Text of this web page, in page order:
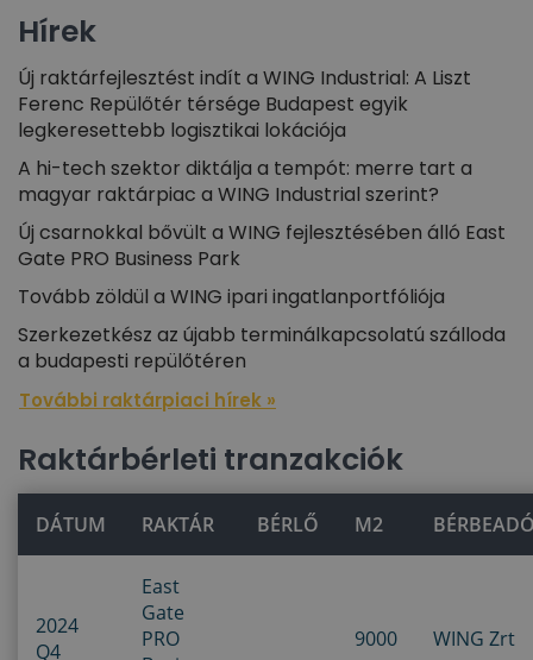
Hírek
Új raktárfejlesztést indít a WING Industrial: A Liszt
Ferenc Repülőtér térsége Budapest egyik
legkeresettebb logisztikai lokációja
A hi-tech szektor diktálja a tempót: merre tart a
magyar raktárpiac a WING Industrial szerint?
Új csarnokkal bővült a WING fejlesztésében álló East
Gate PRO Business Park
Tovább zöldül a WING ipari ingatlanportfóliója
Szerkezetkész az újabb terminálkapcsolatú szálloda
a budapesti repülőtéren
További raktárpiaci hírek »
Raktárbérleti tranzakciók
DÁTUM RAKTÁR BÉRLŐ M2
2024
Q4
East
Gate
PRO
9000 WING Zrt